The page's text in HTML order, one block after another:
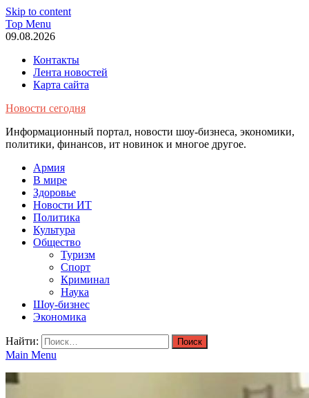
Skip to content
Top Menu
09.08.2026
Контакты
Лента новостей
Карта сайта
Новости сегодня
Информационный портал, новости шоу-бизнеса, экономики,
политики, финансов, ит новинок и многое другое.
Армия
В мире
Здоровье
Новости ИТ
Политика
Культура
Общество
Туризм
Спорт
Криминал
Наука
Шоу-бизнес
Экономика
Найти:
Main Menu